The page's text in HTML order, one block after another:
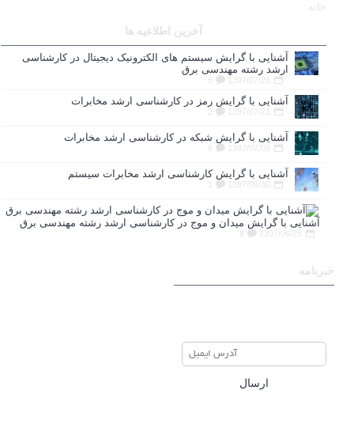
خانه
آخرین اطلاعیه ها
آشنایی با گرایش سیستم های الکترونیک دیجیتال در کارشناسی
ارشد رشته مهندسی برق
1397/07/26
5
آشنایی با گرایش رمز در کارشناسی ارشد مخابرات
1397/07/21
2
آشنایی با گرایش شبکه در کارشناسی ارشد مخابرات
1397/07/09
آشنایی با گرایش کارشناسی ارشد مخابرات سیستم
1397/06/30
آشنایی با گرایش میدان و موج در کارشناسی ارشد رشته مهندسی برق
1397/06/25
خبرنامه
ارسال